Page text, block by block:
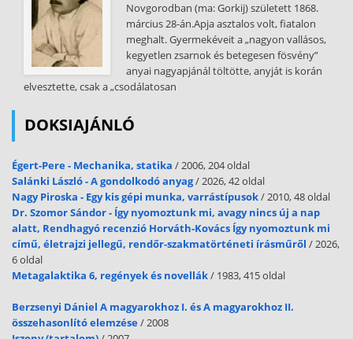
Novgorodban (ma: Gorkij) született 1868.
március 28-án.Apja asztalos volt, fiatalon
meghalt. Gyermekéveit a „nagyon vallásos,
kegyetlen zsarnok és betegesen fösvény”
anyai nagyapjánál töltötte, anyját is korán
elvesztette, csak a „csodálatosan
DOKSIAJÁNLÓ
Égert-Pere - Mechanika, statika / 2006, 204 oldal
Salánki László - A gondolkodó anyag/ 2026, 42 oldal
Nagy Piroska - Egy kis gépi munka, varrástípusok/ 2010, 48 oldal
Dr. Szomor Sándor - Így nyomoztunk mi, avagy nincs új a nap
alatt, Rendhagyó recenzió Horváth-Kovács Így nyomoztunk mi
című, életrajzi jellegű, rendőr-szakmatörténeti írásműről / 2026,
6 oldal
Metagalaktika 6, regények és novellák/ 1983, 415 oldal
Berzsenyi Dániel A magyarokhoz I. és A magyarokhoz II.
összehasonlító elemzése/ 2008